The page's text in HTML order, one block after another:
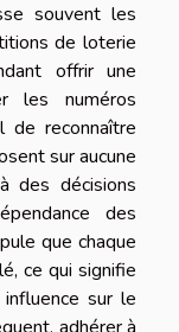
souvent les
de loterie
offrir une
les numéros
de reconnaître
sur aucune
des décisions
des
que chaque
ce qui signifie
sur le